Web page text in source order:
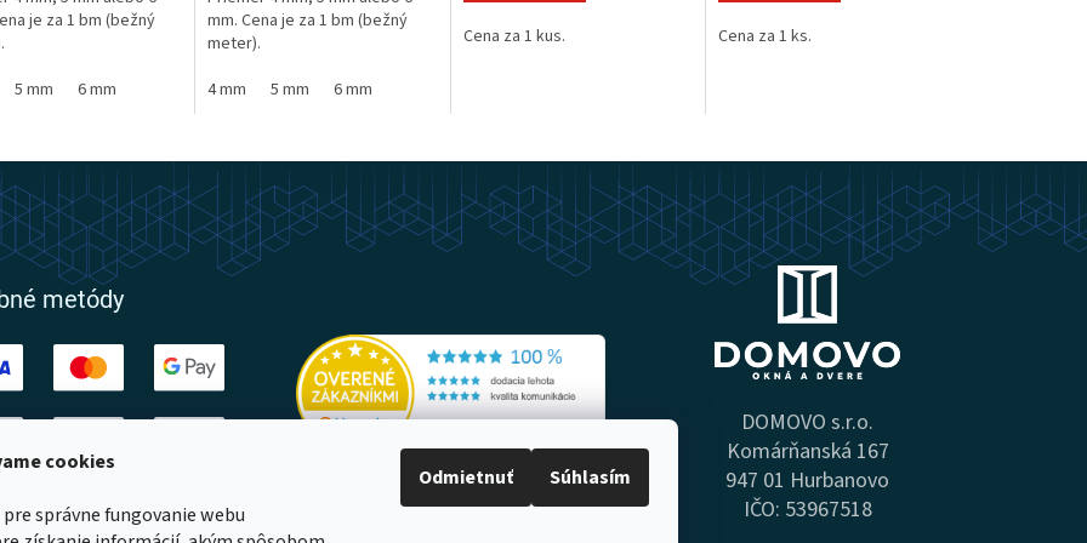
cookies
správne fungovanie webu
Odmietnuť Súhlasím
je za 1 bm (bežný
5 mm 6 mm
mm. Cena je za 1 bm (bežný
meter).
4 mm
5 mm 6 mm
Cena za 1 kus. Cena za 1 ks.
metódy
DOMOVO s.r.o.
Komárňanská 167
947 01 Hurbanovo
IČO: 53967518